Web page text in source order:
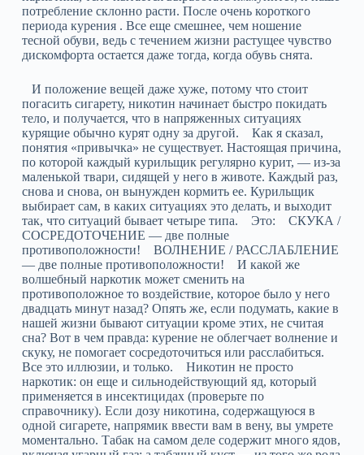
потребление склонно расти. После очень короткого
периода курения . Все еще смешнее, чем ношение
тесной обуви, ведь с течением жизни растущее чувство
дискомфорта остается даже тогда, когда обувь снята.
И положение вещей даже хуже, потому что стоит
погасить сигарету, никотин начинает быстро покидать
тело, и получается, что в напряженных ситуациях
курящие обычно курят одну за другой. Как я сказал,
понятия «привычка» не существует. Настоящая причина,
по которой каждый курильщик регулярно курит, — из-за
маленькой твари, сидящей у него в животе. Каждый раз,
снова и снова, он вынужден кормить ее. Курильщик
выбирает сам, в каких ситуациях это делать, и выходит
так, что ситуаций бывает четыре типа. Это: СКУКА /
СОСРЕДОТОЧЕНИЕ — две полные
противоположности! ВОЛНЕНИЕ / РАССЛАБЛЕНИЕ
— две полные противоположности! И какой же
волшебный наркотик может сменить на
противоположное то воздействие, которое было у него
двадцать минут назад? Опять же, если подумать, какие в
нашей жизни бывают ситуации кроме этих, не считая
сна? Вот в чем правда: курение не облегчает волнение и
скуку, не помогает сосредоточиться или расслабиться.
Все это иллюзии, и только. Никотин не просто
наркотик: он еще и сильнодействующий яд, который
применяется в инсектицидах (проверьте по
справочнику). Если дозу никотина, содержащуюся в
одной сигарете, напрямик ввести вам в вену, вы умрете
моментально. Табак на самом деле содержит много ядов,